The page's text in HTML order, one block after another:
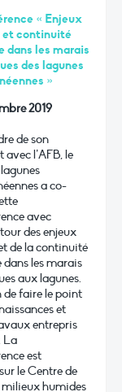
« Enjeux
et continuité
dans les marais
des lagunes
»
2019
de son
l’AFB, le
a co-
avec
des enjeux
de la continuité
dans les marais
aux lagunes.
de faire le point
et
entrepris
La
est
le Centre de
milieux humides